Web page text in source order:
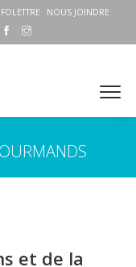
NOUS JOINDRE
et de la